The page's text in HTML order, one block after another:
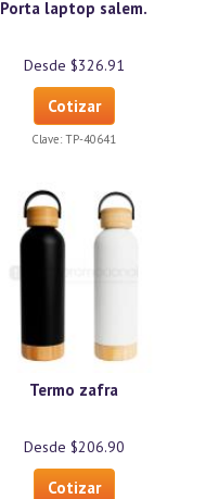
Porta laptop salem.
Desde $326.91
Cotizar
Clave: TP-40641
Termo zafra
Desde $206.90
Cotizar